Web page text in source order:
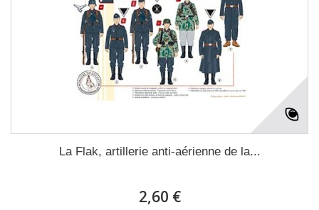
La Flak, artillerie anti-aérienne de la...
2,60 €